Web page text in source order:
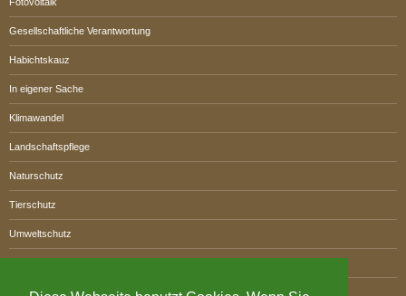
Gesellschaftliche Verantwortung
Habichtskauz
In eigener Sache
Klimawandel
Landschaftspflege
Naturschutz
Tierschutz
Umweltschutz
Waldökologie